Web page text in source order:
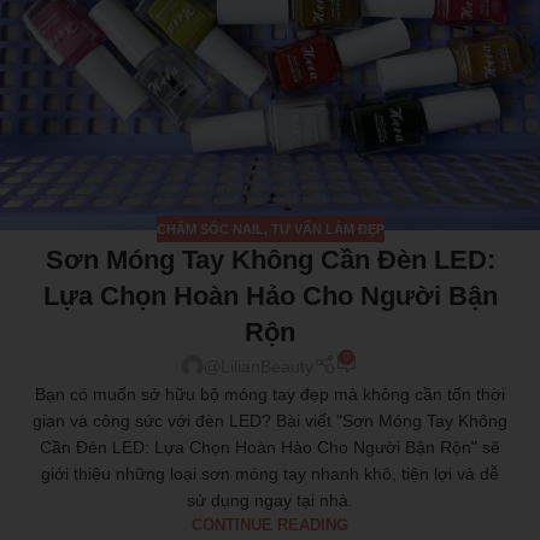
CHĂM SÓC NAIL , TƯ VẤN LÀM ĐẸP
Sơn Móng Tay Không Cần Đèn LED:
Lựa Chọn Hoàn Hảo Cho Người Bận
Rộn
Bạn có muốn sở hữu bộ móng tay đẹp mà không cần tốn thời
gian và công sức với đèn LED? Bài viết "Sơn Móng Tay Không
Cần Đèn LED: Lựa Chọn Hoàn Hảo Cho Người Bận Rộn" sẽ
giới thiệu những loại sơn móng tay nhanh khô, tiện lợi và dễ
sử dụng ngay tại nhà.
CONTINUE READING